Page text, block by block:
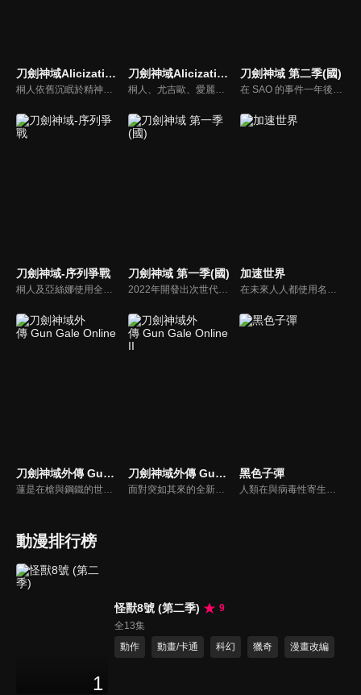
刀劍神域Alicization War of Underworld PART2
桐人依舊沉眠於精神世界的深處，《闇神貝庫達》加百列卻用策略讓現實世界中的上萬美國玩家登入到裏世界。亞絲娜等人則是使用三個創世神名號的超級帳號與之對抗。這場大戰的結果攸關究極人工智慧還有人類的未來。而掌握關鍵的人，就是那位沉睡的少年──《黑色劍士》。Alicization篇，於本季迎接完結！
刀劍神域Alicization War of Underworld(國)
桐人、尤吉歐、愛麗絲。自從兩名修劍士和一名整合騎士打敗最高祭司亞多米尼史特蕾達已過了半年。愛麗絲回到故鄉，在她身旁的是，不只失去摯友、自己也失去了手臂和心的桐人。然而，讓整個裏世界陷入悲劇的《最終負荷實驗》正一步步推進著。刀劍神域最淒美的一戰，最終章即將拉開序幕！
刀劍神域 第二季(國)
在 SAO 的事件一年後，桐人和亞絲娜重新適應了現實世界，恢復平靜的生活。這時網路遊戲「Gun Gale Online」裡又發生了奇怪的殺人事件，在網路世界中被「死槍」擊中的玩家，在現實世界也會因心臟衰竭而死亡。桐人接到總務省「假想課」的委託，找出「死槍」的真面目。
刀劍神域-序列爭戰
桐人及亞絲娜使用全新潛行模式「Augma」進行冒險戰鬥，在這個一切以排名來論斷的新世界「Ordinal Scale」中，忽然發生的意外，將引領冒險的眾人進入更危機四伏的場域中，繼「SAO事件」之後，桐人是否能夠再度突圍、解開事故的謎團？
刀劍神域 第一季(國)
2022年開發出次世代主機『NERvGear』，人類終於將虛擬實境完全實現。而虛擬遊戲『Sword Art Online(SAO)』受到世界矚目。當遊戲正式開放後，SAO的開發者茅場晶彥卻向所有玩家宣布：「這款遊戲在破關前無法登出，玩家於遊戲內死亡也等同於現實肉體的死亡。」
加速世界
在未來人人都使用名為「Neuro-Linker（神經連結裝置）」的終端設備連線。因身材肥胖而受到欺凌的學生有田春雪，過著一邊詛咒現實，一邊提升壁球遊戲的分數最高紀錄的日子。某天，美麗的副學生會長黑雪公主邀請他加入「加速」的網路世界，他的生活就此改變…
刀劍神域外傳 Gun Gale Online
蓮是在槍與鋼鐵的世界《Gun Gale Online》一個人盡情遊玩的女性玩家，她最喜歡可愛的東西，全身的裝備也統一都是粉紅色。因為遇到某件事讓蓮發現PK的樂趣，被別人稱為「粉紅色的惡魔」。如此的蓮，遇到了漂亮又神祕的玩家Pitohui，她在Pitohui的建議下，參加了組隊混戰的活動「特攻強襲」。
刀劍神域外傳 Gun Gale Online II
面對突如其來的全新團隊對抗死亡對決大賽，蓮、Ｍ、不可次郎、Pitohui所組成的最強團隊《LPFM》也將參戰。等待著熱門奪冠候補的他們的是……「隨著時間逐漸淹沒的領域」、「潛藏在MAP中央的【UNKNOWN】區域」、以及「無名團隊的結盟」等嚴苛條件。另外，所有玩家也即將迎來令人震驚的特別規則——。
黑色子彈
人類在與病毒性寄生生物「原腸動物」的戰爭中落敗，被迫退到荒廢的國土一角苟延殘喘。在時間的流逝下，人類中出現了能控制原腸動物病毒被稱呼「受詛之子」的最後希望，而負責專抗原腸動物的民警里見蓮太郎與「受詛之子」藍原延珠搭檔。某天接獲了政府的特別命令，內容則是避免東京毀滅的高度機密任務…
動漫排行榜
1
怪獸8號 (第二季)
9
全13集
動作
動畫/卡通 科幻 獵奇 漫畫改編